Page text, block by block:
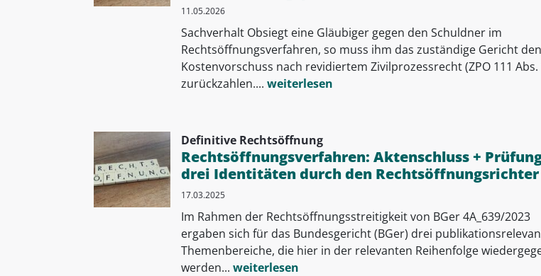
11.05.2026
Sachverhalt Obsiegt eine Gläubiger gegen den Schuldner im
Rechtsöffnungsverfahren, so muss ihm das zuständige Gericht den
Kostenvorschuss nach revidiertem Zivilprozessrecht (ZPO 111 Abs.
zurückzahlen.... weiterlesen
Definitive Rechtsöffnung
Rechtsöffnungsverfahren: Aktenschluss +
drei Identitäten durch den Rechtsöffnungsrichter
17.03.2025
Im Rahmen der Rechtsöffnungsstreitigkeit von BGer 4A_639/2023
ergaben sich für das Bundesgericht (BGer) drei
Themenbereiche, die hier in der relevanten Reihenfolge
werden... weiterlesen